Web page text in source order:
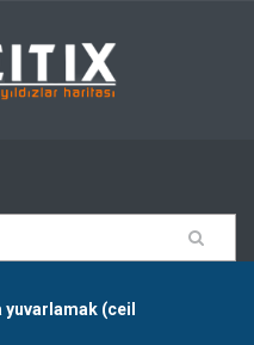
yuvarlamak (ceil